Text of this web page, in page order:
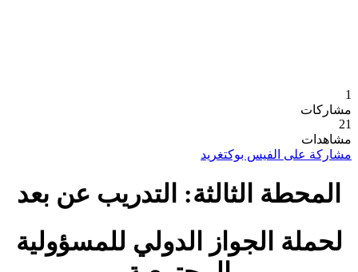
1
مشاركات
21
مشاهدات
مشاركة على الفيس بوكتغريد
المحطة الثالثة: التدريب عن بعد
لحملة الجواز الدولي للمسؤولية